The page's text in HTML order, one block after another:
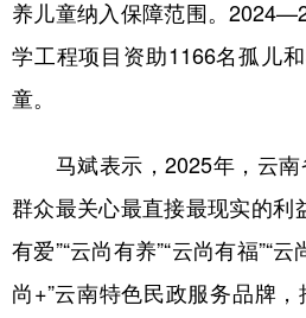
养儿童纳入保障范围。
学工程项目资助1166名孤儿
童。
马斌表示，2025年，云南
群众最关心最直接最现实的利
有爱”“云尚有养”“云尚有福”“
尚+”云南特色民政服务品牌